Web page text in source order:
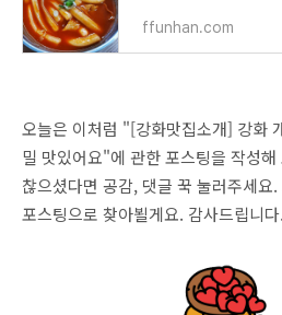
ffunhan.com
오늘은 이처럼 "[강화맛집소개] 강화
밀 맛있어요"에 관한 포스팅을 작성
찮으셨다면 공감, 댓글 꾹 눌러주세요
포스팅으로 찾아뵐게요. 감사드립니다.